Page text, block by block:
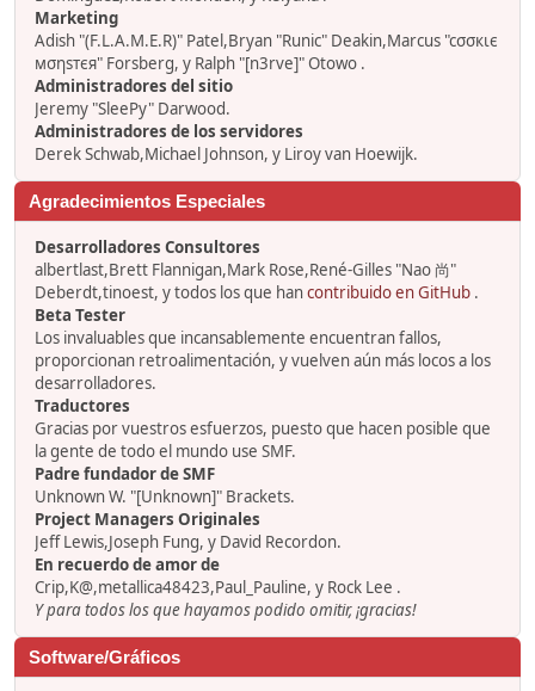
Marketing
Adish "(F.L.A.M.E.R)" Patel,Bryan "Runic" Deakin,Marcus "cσσкιє
мσηѕтєя" Forsberg, y Ralph "[n3rve]" Otowo .
Administradores del sitio
Jeremy "SleePy" Darwood.
Administradores de los servidores
Derek Schwab,Michael Johnson, y Liroy van Hoewijk.
Agradecimientos Especiales
Desarrolladores Consultores
albertlast,Brett Flannigan,Mark Rose,René-Gilles "Nao 尚"
Deberdt,tinoest, y todos los que hancontribuido en GitHub .
Beta Tester
Los invaluables que incansablemente encuentran fallos,
proporcionan retroalimentación, y vuelven aún más locos a los
desarrolladores.
Traductores
Gracias por vuestros esfuerzos, puesto que hacen posible que
la gente de todo el mundo use SMF.
Padre fundador de SMF
Unknown W. "[Unknown]" Brackets.
Project Managers Originales
Jeff Lewis,Joseph Fung, y David Recordon.
En recuerdo de amor de
Crip,K@,metallica48423,Paul_Pauline, y Rock Lee .
Y para todos los que hayamos podido omitir, ¡gracias!
Software/Gráficos